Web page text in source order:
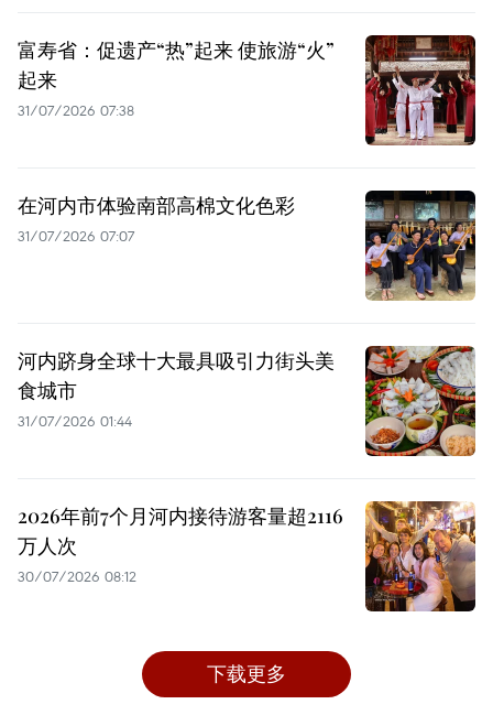
富寿省：促遗产“热”起来 使旅游“火”
起来
31/07/2026 07:38
在河内市体验南部高棉文化色彩
31/07/2026 07:07
河内跻身全球十大最具吸引力街头美
食城市
31/07/2026 01:44
2026年前7个月河内接待游客量超2116
万人次
30/07/2026 08:12
下载更多